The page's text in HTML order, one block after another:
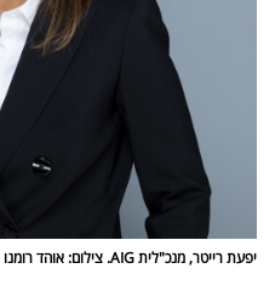
פרסמו
באייס
יפעת רייטר, מנכ"לית AIG. צילום: אוהד רומנו